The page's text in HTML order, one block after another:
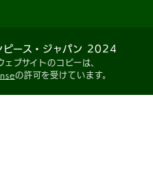
ース・ジャパン 2024
ェブサイトのコピーは、
の許可を受けています。